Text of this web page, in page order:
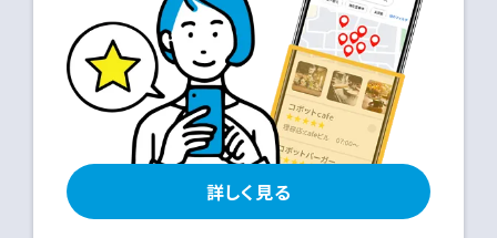
詳しく見る